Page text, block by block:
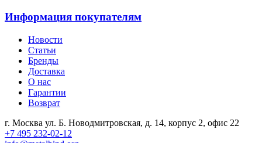
Информация покупателям
Новости
Статьи
Бренды
Доставка
О нас
Гарантии
Возврат
г. Москва ул. Б. Новодмитровская, д. 14, корпус 2, офис 22
+7 495 232-02-12